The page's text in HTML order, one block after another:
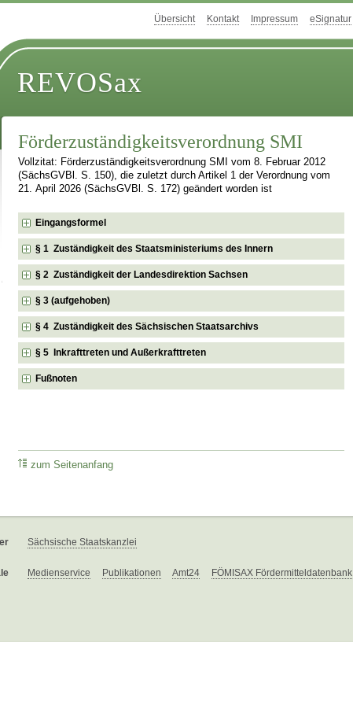
Übersicht Kontakt Impressum eSignatur
REVOSax
Förderzuständigkeitsverordnung SMI
Vollzitat: Förderzuständigkeitsverordnung SMI vom 8. Februar 2012
(SächsGVBl. S. 150), die zuletzt durch Artikel 1 der Verordnung vom
21. April 2026 (SächsGVBl. S. 172) geändert worden ist
Eingangsformel
§ 1 Zuständigkeit des Staatsministeriums des Innern
§ 2 Zuständigkeit der Landesdirektion Sachsen
§ 3 (aufgehoben)
§ 4 Zuständigkeit des Sächsischen Staatsarchivs
§ 5 Inkrafttreten und Außerkrafttreten
Fußnoten
zum Seitenanfang
Sächsische Staatskanzlei
Medienservice Publikationen Amt24 FÖMISAX Fördermitteldatenbank